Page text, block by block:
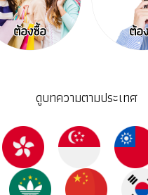
ดูบทความตามประเทศ